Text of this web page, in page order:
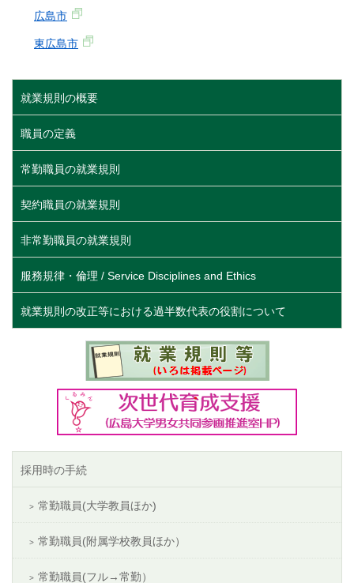
広島市
東広島市
就業規則の概要
職員の定義
常勤職員の就業規則
契約職員の就業規則
非常勤職員の就業規則
服務規律・倫理 / Service Disciplines and Ethics
就業規則の改正等における過半数代表の役割について
採用時の手続
常勤職員(大学教員ほか)
常勤職員(附属学校教員ほか）
常勤職員(フル→常勤）